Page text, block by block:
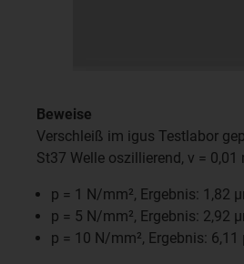
Beweise
Verschleiß im igus Testlabor
St37 Welle oszillierend, v = 0,01
p = 1 N/mm², Ergebnis: 1,82
p = 5 N/mm², Ergebnis: 2,92
p = 10 N/mm², Ergebnis: